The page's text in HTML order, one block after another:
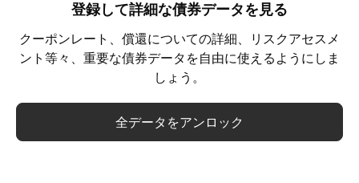
登録して詳細な債券データを見る
クーポンレート、償還についての詳細、リスクアセスメ
ント等々、重要な債券データを自由に使えるようにしま
しょう。
全データをアンロック